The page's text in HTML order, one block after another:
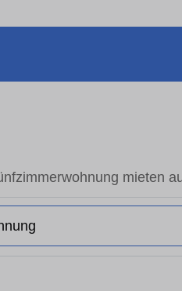
mieten